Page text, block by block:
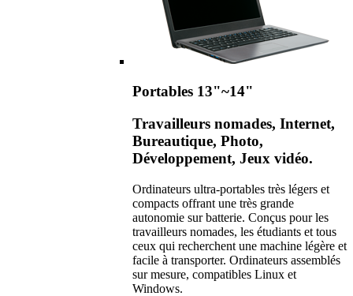
Portables 13"~14"
Travailleurs nomades, Internet,
Bureautique, Photo,
Développement, Jeux vidéo.
Ordinateurs ultra-portables très légers et
compacts offrant une très grande
autonomie sur batterie. Conçus pour les
travailleurs nomades, les étudiants et tous
ceux qui recherchent une machine légère et
facile à transporter. Ordinateurs assemblés
sur mesure, compatibles Linux et
Windows.